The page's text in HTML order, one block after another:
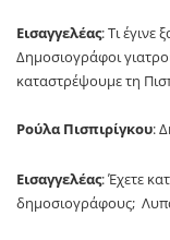
Εισαγγελέας: Τι έγινε
Δημοσιογράφοι
καταστρέψουμε τη
Ρούλα Πισπιρίγκου:
Εισαγγελέας: Έχετε
δημοσιογράφους;